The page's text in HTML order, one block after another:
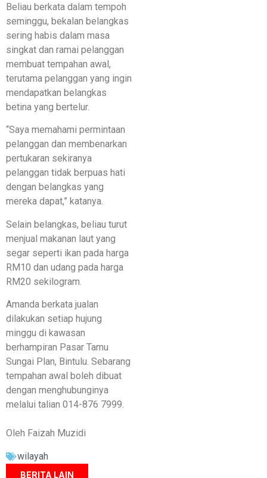
Beliau berkata dalam tempoh
seminggu, bekalan belangkas
sering habis dalam masa
singkat dan ramai pelanggan
membuat tempahan awal,
terutama pelanggan yang ingin
mendapatkan belangkas
betina yang bertelur.
“Saya memahami permintaan
pelanggan dan membenarkan
pertukaran sekiranya
pelanggan tidak berpuas hati
dengan belangkas yang
mereka dapat,” katanya.
Selain belangkas, beliau turut
menjual makanan laut yang
segar seperti ikan pada harga
RM10 dan udang pada harga
RM20 sekilogram.
Amanda berkata jualan
dilakukan setiap hujung
minggu di kawasan
berhampiran Pasar Tamu
Sungai Plan, Bintulu. Sebarang
tempahan awal boleh dibuat
dengan menghubunginya
melalui talian 014-876 7999.
Oleh Faizah Muzidi
wilayah
BERITA LAIN